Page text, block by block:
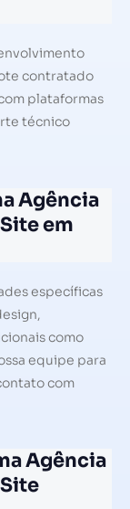
contratado
plataformas
técnico
Agência
em
específicas
como
equipe para
com
Agência